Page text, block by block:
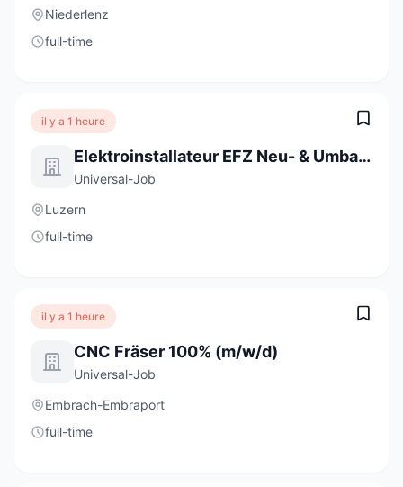
Niederlenz
full-time
il y a 1 heure
Elektroinstallateur EFZ Neu- & Umbauten 80 - 100% (m/w/d)
Universal-Job
Luzern
full-time
il y a 1 heure
CNC Fräser 100% (m/w/d)
Universal-Job
Embrach-Embraport
full-time